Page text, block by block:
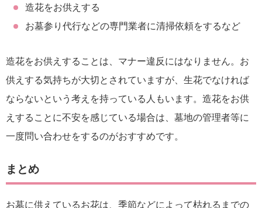
造花をお供えする
お墓参り代行などの専門業者に清掃依頼をするなど
造花をお供えすることは、マナー違反にはなりません。お
供えする気持ちが大切とされていますが、生花でなければ
ならないという考えを持っている人もいます。造花をお供
えすることに不安を感じている場合は、墓地の管理者等に
一度問い合わせをするのがおすすめです。
まとめ
お墓に供えているお花は、季節などによって枯れるまでの